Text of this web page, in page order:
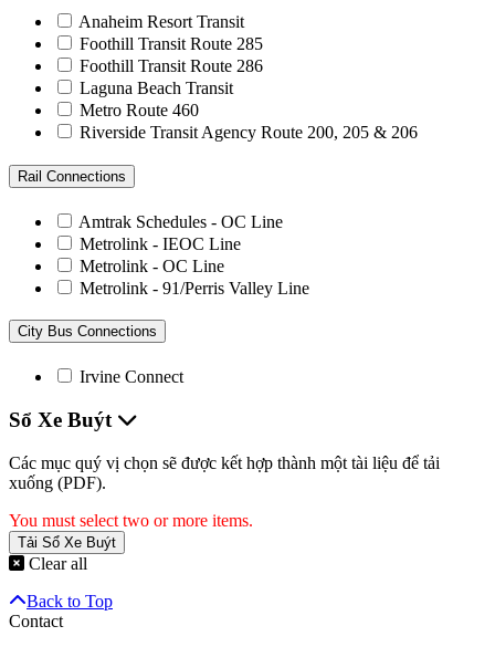
Anaheim Resort Transit
Foothill Transit Route 285
Foothill Transit Route 286
Laguna Beach Transit
Metro Route 460
Riverside Transit Agency Route 200, 205 & 206
Rail Connections
Amtrak Schedules - OC Line
Metrolink - IEOC Line
Metrolink - OC Line
Metrolink - 91/Perris Valley Line
City Bus Connections
Irvine Connect
Sổ Xe Buýt
Các mục quý vị chọn sẽ được kết hợp thành một tài liệu để tải
xuống (PDF).
You must select two or more items.
Clear all
Back to Top
Contact